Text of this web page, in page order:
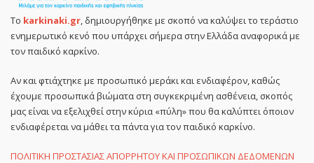
Το karkinaki.gr , δημιουργήθηκε με σκοπό να καλύψει το τεράστιο
ενημερωτικό κενό που υπάρχει σήμερα στην Ελλάδα αναφορικά με
τον παιδικό καρκίνο.
Αν και φτιάχτηκε με προσωπικό μεράκι και ενδιαφέρον, καθώς
έχουμε προσωπικά βιώματα στη συγκεκριμένη ασθένεια, σκοπός
μας είναι να εξελιχθεί στην κύρια «πύλη» που θα καλύπτει όποιον
ενδιαφέρεται να μάθει τα πάντα για τον παιδικό καρκίνο.
ΠΟΛΙΤΙΚΗ ΠΡΟΣΤΑΣΙΑΣ ΑΠΟΡΡΗΤΟΥ ΚΑΙ ΠΡΟΣΩΠΙΚΩΝ ΔΕΔΟΜΕΝΩΝ